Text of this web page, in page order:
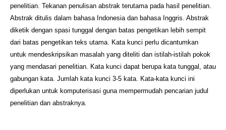
penelitian. Tekanan penulisan abstrak terutama pada hasil penelitian.
Abstrak ditulis dalam bahasa Indonesia dan bahasa Inggris. Abstrak
diketik dengan spasi tunggal dengan batas pengetikan lebih sempit
dari batas pengetikan teks utama. Kata kunci perlu dicantumkan
untuk mendeskripsikan masalah yang diteliti dan istilah-istilah pokok
yang mendasari penelitian. Kata kunci dapat berupa kata tunggal, atau
gabungan kata. Jumlah kata kunci 3-5 kata. Kata-kata kunci ini
diperlukan untuk komputerisasi guna mempermudah pencarian judul
penelitian dan abstraknya.